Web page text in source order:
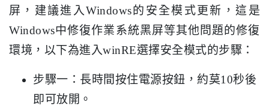
屏，建議進入Windows的安全模式更新，這是
Windows中修復作業系統黑屏等其他問題的修復
環境，以下為進入winRE選擇安全模式的步驟：
步驟一：長時間按住電源按鈕，約莫10秒後
即可放開。